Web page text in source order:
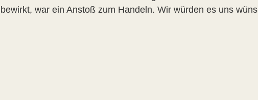
bewirkt, war ein Anstoß zum Handeln. Wir würden es uns